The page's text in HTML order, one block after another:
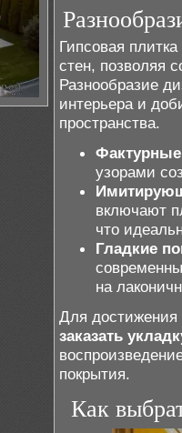
Гипсовая
стен, позволяя
Разнообразие
интерьера и
пространства.
Фактурные
узорами
включают
что
Гладкие
на
Для достижения
заказать
покрытия.
Как